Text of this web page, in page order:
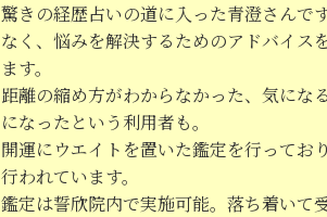
驚きの経歴占いの道に入った青澄さんで
なく、悩みを解決するためのアドバイス
ます。
距離の縮め方がわからなかった、気にな
になったという利用者も。
開運にウエイトを置いた鑑定を行ってお
行われています。
鑑定は誓欣院内で実施可能。落ち着いて